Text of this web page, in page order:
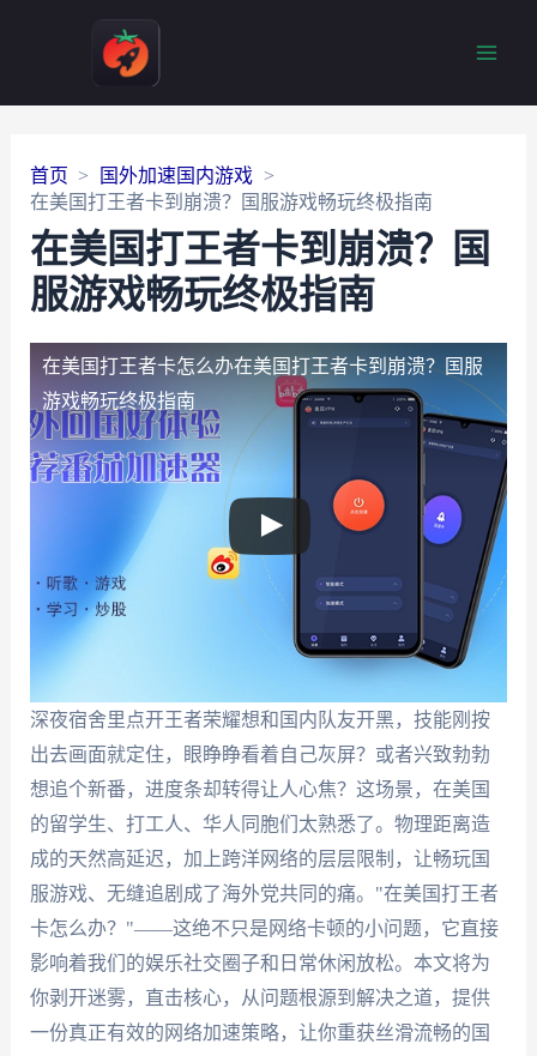
首页
国外加速国内游戏
在美国打王者卡到崩溃？国服游戏畅玩终极指南
在美国打王者卡到崩溃？国
服游戏畅玩终极指南
在美国打王者卡怎么办在美国打王者卡到崩溃？国服
游戏畅玩终极指南
深夜宿舍里点开王者荣耀想和国内队友开黑，技能刚按
出去画面就定住，眼睁睁看着自己灰屏？或者兴致勃勃
想追个新番，进度条却转得让人心焦？这场景，在美国
的留学生、打工人、华人同胞们太熟悉了。物理距离造
成的天然高延迟，加上跨洋网络的层层限制，让畅玩国
服游戏、无缝追剧成了海外党共同的痛。"在美国打王者
卡怎么办？"——这绝不只是网络卡顿的小问题，它直接
影响着我们的娱乐社交圈子和日常休闲放松。本文将为
你剥开迷雾，直击核心，从问题根源到解决之道，提供
一份真正有效的网络加速策略，让你重获丝滑流畅的国